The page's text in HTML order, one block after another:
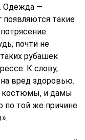
Одежда —
такие
почти не
рубашек
К слову,
вред здоровью.
костюмы, и дамы
по той же причине